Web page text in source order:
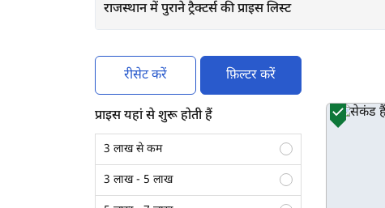
राजस्थान में पुराने ट्रैक्टर्स की प्राइस लिस्ट
रीसेट करें फ़िल्टर करें
प्राइस यहां से शुरू होती हैं
3 लाख से कम
3 लाख - 5 लाख